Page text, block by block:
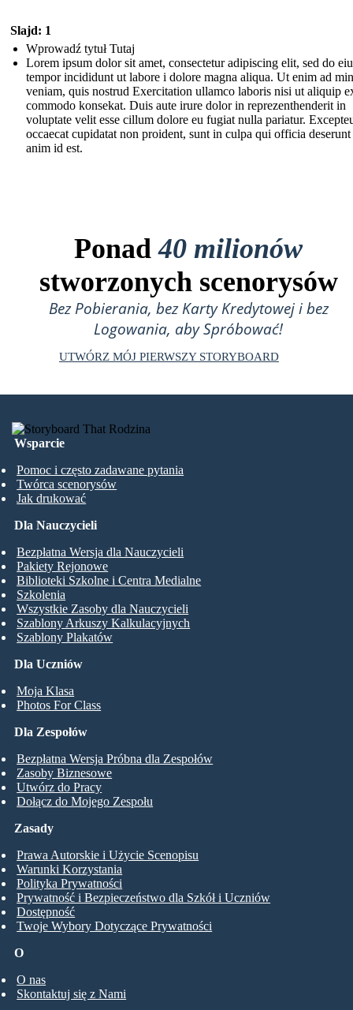
Slajd: 1
Wprowadź tytuł Tutaj
Lorem ipsum dolor sit amet, consectetur adipiscing elit, sed do
tempor incididunt ut labore i dolore magna aliqua. Ut enim ad
veniam, quis nostrud Exercitation ullamco laboris nisi ut aliquip
commodo konsekat. Duis aute irure dolor in reprezenthenderit in
voluptate velit esse cillum dolore eu fugiat nulla pariatur.
occaecat cupidatat non proident, sunt in culpa qui officia
anim id est.
Ponad40 milionów
stworzonych scenorysów
Bez Pobierania, bez Karty Kredytowej i bez
Logowania, aby Spróbować!
UTWÓRZ MÓJ PIERWSZY STORYBOARD
Wsparcie
Pomoc i często zadawane pytania
Twórca scenorysów
Jak drukować
Dla Uczniów
Moja Klasa
Photos For Class
Dla Nauczycieli
Bezpłatna Wersja dla Nauczycieli
Pakiety Rejonowe
Biblioteki Szkolne i Centra Medialne
Szkolenia
Wszystkie Zasoby dla Nauczycieli
Szablony Arkuszy Kalkulacyjnych
Szablony Plakatów
Dla Zespołów
Bezpłatna Wersja Próbna dla Zespołów
Zasoby Biznesowe
Utwórz do Pracy
Dołącz do Mojego Zespołu
O
O nas
Skontaktuj się z Nami
Zasady
Prawa Autorskie i Użycie Scenopisu
Warunki Korzystania
Polityka Prywatności
Prywatność i Bezpieczeństwo dla Szkół i Uczniów
Dostępność
Twoje Wybory Dotyczące Prywatności